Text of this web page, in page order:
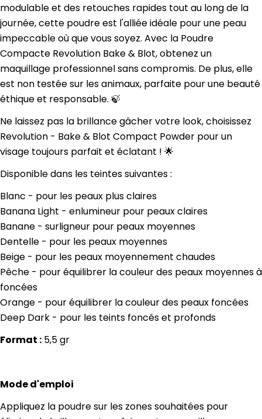
modulable et des retouches rapides tout au long de la
journée, cette poudre est l'alliée idéale pour une peau
impeccable où que vous soyez. Avec la Poudre
Compacte Revolution Bake & Blot, obtenez un
maquillage professionnel sans compromis. De plus, elle
est non testée sur les animaux, parfaite pour une beauté
éthique et responsable. 🍃
Ne laissez pas la brillance gâcher votre look, choisissez
Revolution - Bake & Blot Compact Powder pour un
visage toujours parfait et éclatant ! 🌟
Disponible dans les teintes suivantes :
Blanc - pour les peaux plus claires
Banana Light - enlumineur pour peaux claires
Banane - surligneur pour peaux moyennes
Dentelle - pour les peaux moyennes
Beige - pour les peaux moyennement chaudes
Pêche - pour équilibrer la couleur des peaux moyennes à
foncées
Orange - pour équilibrer la couleur des peaux foncées
Deep Dark - pour les teints foncés et profonds
Format : 5,5 gr
Mode d'emploi
Appliquez la poudre sur les zones souhaitées pour